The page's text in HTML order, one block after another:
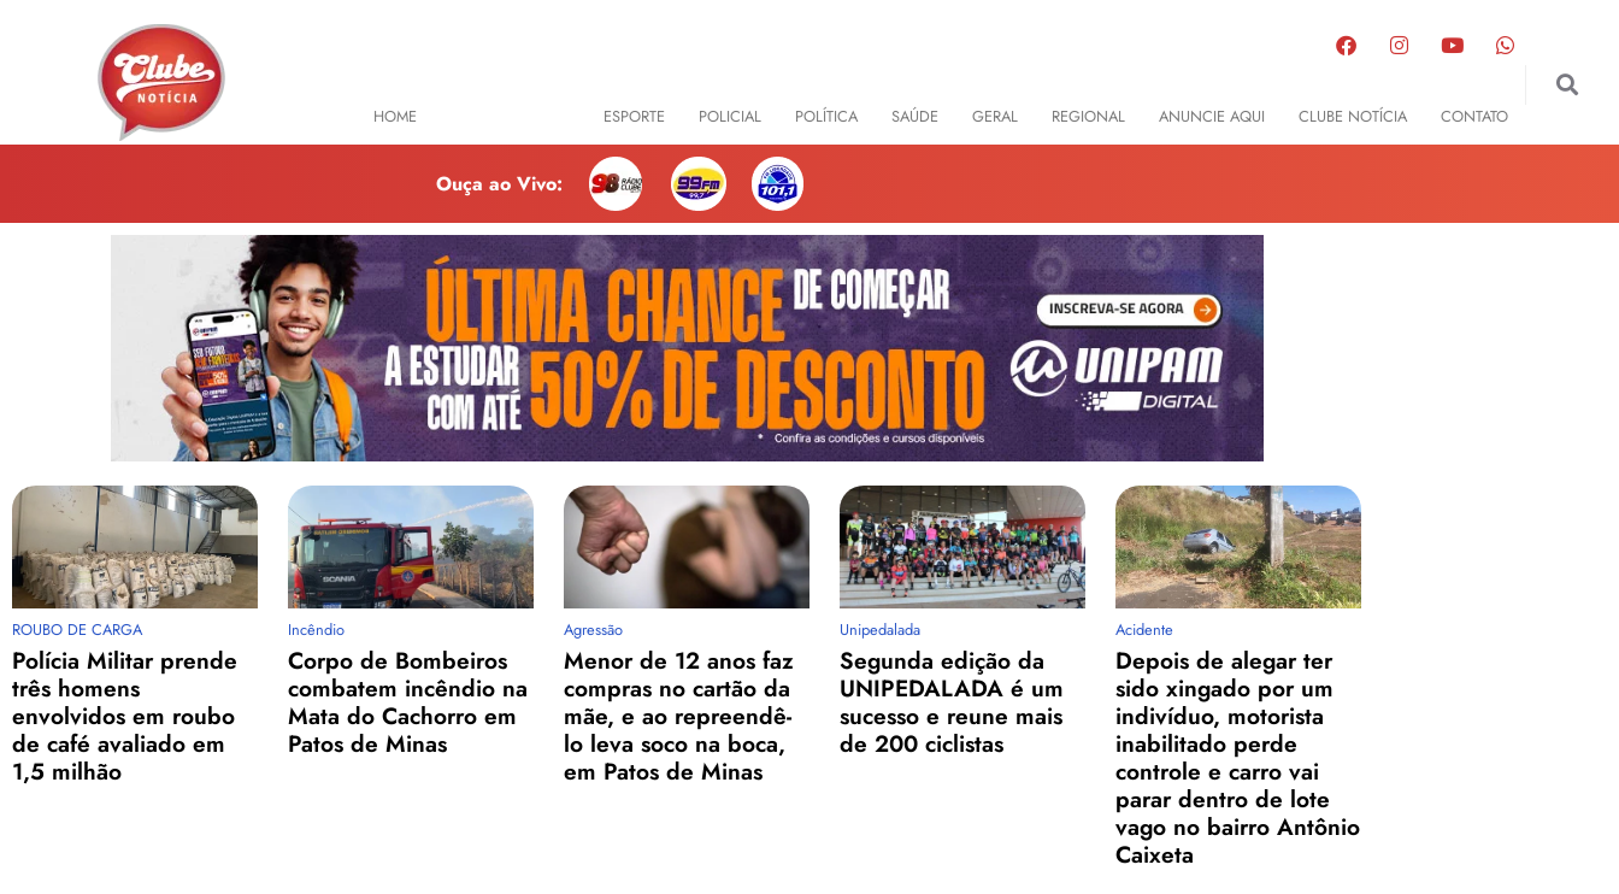
HOME ESPORTE POLICIAL POLÍTICA SAÚDE GERAL REGIONAL ANUNCIE AQUI CLUBE NOTÍCIA CONTATO
Ouça ao Vivo:
ROUBO DE CARGA
Polícia Militar prende
três homens
envolvidos em roubo
de café avaliado em
1,5 milhão
Incêndio
Corpo de Bombeiros
combatem incêndio na
Mata do Cachorro em
Patos de Minas
Agressão
Menor de 12 anos faz
compras no cartão da
mãe, e ao repreendê-
lo leva soco na boca,
em Patos de Minas
Unipedalada
Segunda edição da
UNIPEDALADA é um
sucesso e reune mais
de 200 ciclistas
Acidente
Depois de alegar ter
sido xingado por um
indivíduo, motorista
inabilitado perde
controle e carro vai
parar dentro de lote
vago no bairro Antônio
Caixeta